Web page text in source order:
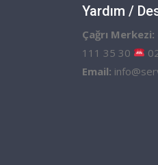
Yardım /
Çağrı Merkezi:
111 35 30
Email: